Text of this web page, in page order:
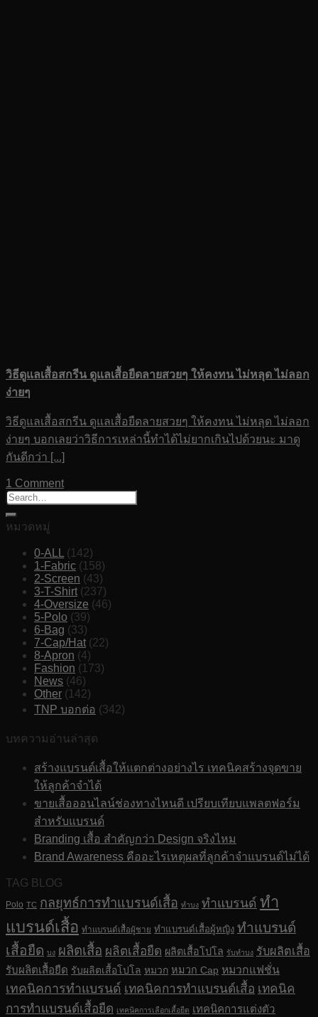
วิธีดูแลเสื้อสกรีน ดูแลเสื้อยืดลายสวยๆ ให้คงทน ไม่หลุด ไม่ลอก
ง่ายๆ
วิธีดูแลเสื้อสกรีน ดูแลเสื้อยืดลายสวยๆ ให้คงทน ไม่หลุด ไม่ลอก
ง่ายๆ บอกเลยว่าวิธีการเหล่านี้ทำได้ไม่ยากเกินไปด้วยนะ มาดู
กันดีกว่า [...]
1 Comment
หมวดหมู่
0-ALL(142)
1-Fabric (158)
2-Screen (43)
3-T-Shirt(237)
4-Oversize (46)
5-Polo (39)
6-Bag (33)
7-Cap/Hat(22)
8-Apron (4)
Fashion (173)
News (46)
Other (142)
TNP บอกต่อ (342)
บทความอ่านล่าสุด
สร้างแบรนด์เสื้อให้แตกต่างอย่างไร เทคนิคสร้างจุดขาย
ให้ลูกค้าจำได้
ขายเสื้อออนไลน์ช่องทางไหนดี เปรียบเทียบแพลตฟอร์ม
สำหรับแบรนด์
Branding เสื้อ สำคัญกว่า Design จริงไหม
Brand Awareness คืออะไรเหตุผลที่ลูกค้าจำแบรนด์ไม่ได้
TAG BLOG
Polo TC กลยุทธ์การทำแบรนด์เสื้อ ทำบง ทำแบรนด์ ทำ
แบรนด์เสื้อ ทำแบรนด์เสื้อผู้ชาย ทำแบรนด์เสื้อผู้หญิง ทำแบรนด์
เสื้อยืด บง ผลิตเสื้อ ผลิตเสื้อยืด ผลิตเสื้อโปโล รับทำบง รับผลิตเสื้อ
รับผลิตเสื้อยืด รับผลิตเสื้อโปโล หมวก หมวก Cap หมวกแฟชั่น
เทคนิคการทำแบรนด์ เทคนิคการทำแบรนด์เสื้อ เทคนิค
การทำแบรนด์เสื้อยืด เทคนิคการเลือกเสื้อยืด เทคนิคการแต่งตัว